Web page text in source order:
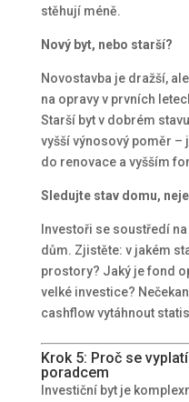
stěhují méně.
Nový byt, nebo starší?
Novostavba je dražší,
na opravy v prvních
Starší byt v dobrém
vyšší výnosový poměr –
do renovace a vyšším
Sledujte stav domu,
Investoři se soustředí
dům. Zjistěte: v jakém
prostory? Jaký je fond
velké investice?
cashflow vytáhnout
Krok 5: Proč se
poradcem
Investiční byt je